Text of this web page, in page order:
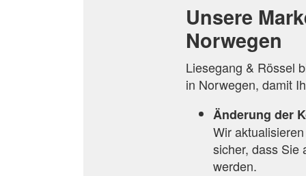
Unsere
Norwegen
Liesegang & Rössel
in Norwegen, damit
Änderung der
Wir
sicher, dass Sie
werden.